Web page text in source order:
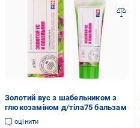
Золотий вус з шабельником з
глюкозаміном д/тіла75 бальзам
оцінити